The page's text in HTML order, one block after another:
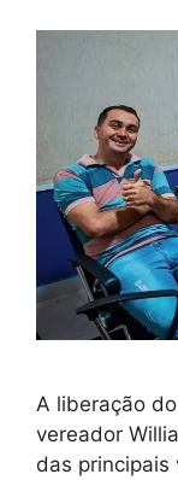
A liberação
vereador
das